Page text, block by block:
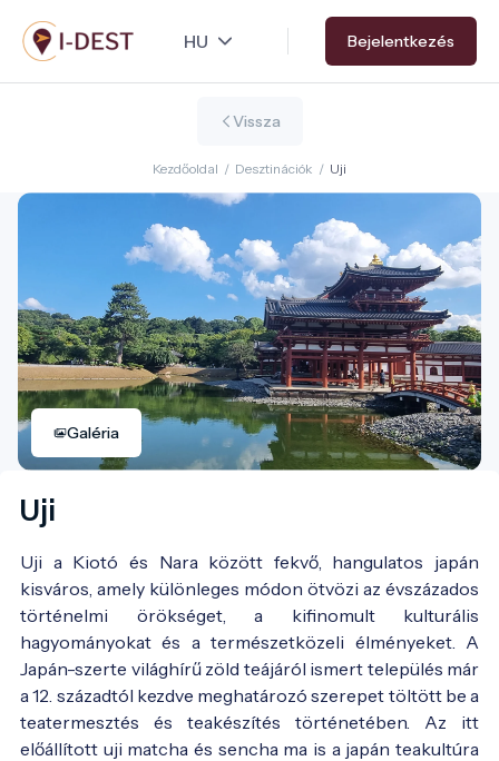
Ugrás
a
tartalomra
Bejelentkezés
Vissza
Kezdőoldal / Desztinációk / Uji
Galéria
Uji
Uji a Kiotó és Nara között fekvő, hangulatos japán
kisváros, amely különleges módon ötvözi az évszázados
történelmi örökséget, a kifinomult kulturális
hagyományokat és a természetközeli élményeket. A
Japán-szerte világhírű zöld teájáról ismert település már
a 12. századtól kezdve meghatározó szerepet töltött be a
teatermesztés és teakészítés történetében. Az itt
előállított uji matcha és sencha ma is a japán teakultúra